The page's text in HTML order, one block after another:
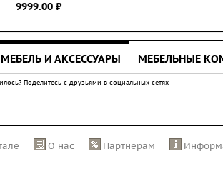
МЕБЕЛЬ И АКСЕССУАРЫ МЕБЕЛЬНЫЕ
Поделитесь с друзьями в социальных сетях
О нас Партнерам